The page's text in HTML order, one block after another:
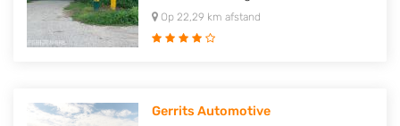
Op 22,29 km afstand
Gerrits Automotive